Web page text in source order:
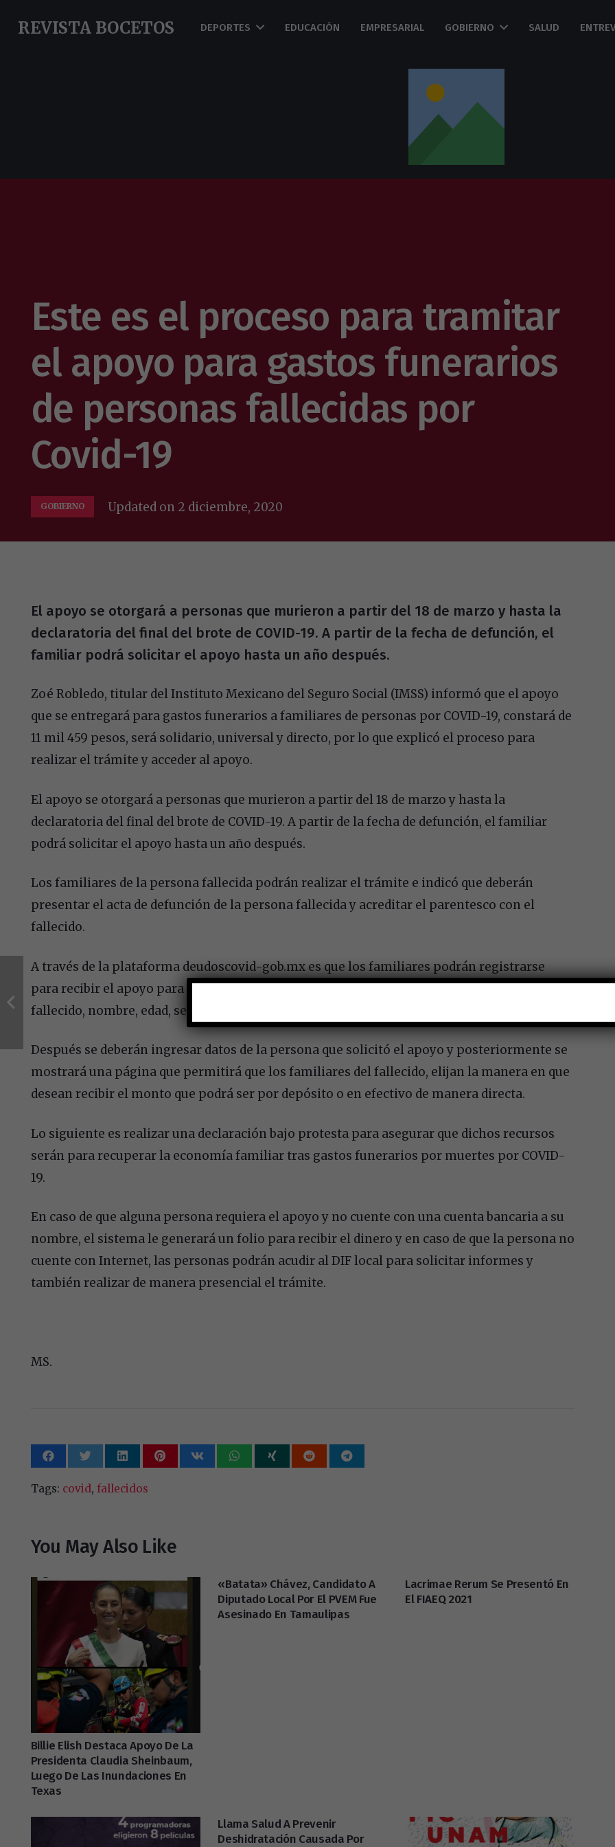
REVISTA BOCETOS DEPORTES EDUCACIÓN EMPRESARIAL GOBIERNO SALUD
Este es el proceso para tramitar
el apoyo para gastos funerarios
de personas fallecidas por
Covid-19
GOBIERNO Updated on 2 diciembre, 2020
El apoyo se otorgará a personas que murieron a partir del 18 de marzo y hasta la
declaratoria del final del brote de COVID-19. A partir de la fecha de defunción, el
familiar podrá solicitar el apoyo hasta un año después.
Zoé Robledo, titular del Instituto Mexicano del Seguro Social (IMSS) informó que el apoyo
que se entregará para gastos funerarios a familiares de personas por COVID-19, constará de
11 mil 459 pesos, será solidario, universal y directo, por lo que explicó el proceso para
realizar el trámite y acceder al apoyo.
El apoyo se otorgará a personas que murieron a partir del 18 de marzo y hasta la
declaratoria del final del brote de COVID-19. A partir de la fecha de defunción, el familiar
podrá solicitar el apoyo hasta un año después.
Los familiares de la persona fallecida podrán realizar el trámite e indicó que deberán
presentar el acta de defunción de la persona fallecida y acreditar el parentesco con el
fallecido.
A través de la plataforma deudoscovid-gob.mx es que los familiares podrán registrarse
para recibir el apoyo para gastos funerarios, para lo que se deberá registrar el CURP del
fallecido, nombre, edad, sexo y causa de defunción.
Después se deberán ingresar datos de la persona que solicitó el apoyo y posteriormente se
mostrará una página que permitirá que los familiares del fallecido, elijan la manera en que
desean recibir el monto que podrá ser por depósito o en efectivo de manera directa.
Lo siguiente es realizar una declaración bajo protesta para asegurar que dichos recursos
serán para recuperar la economía familiar tras gastos funerarios por muertes por COVID-
19.
En caso de que alguna persona requiera el apoyo y no cuente con una cuenta bancaria a su
nombre, el sistema le generará un folio para recibir el dinero y en caso de que la persona no
cuente con Internet, las personas podrán acudir al DIF local para solicitar informes y
también realizar de manera presencial el trámite.
MS.
Tags: covid, fallecidos
You May Also Like
Billie Elish Destaca Apoyo De La
Presidenta Claudia Sheinbaum,
Luego De Las Inundaciones En
Texas
«Batata» Chávez, Candidato A
Diputado Local Por El PVEM Fue
Asesinado En Tamaulipas
Lacrimae Rerum Se Presentó En
El FIAEQ 2021
Llama Salud A Prevenir
Deshidratación Causada Por